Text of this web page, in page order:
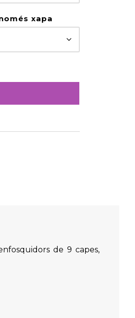
xapa
de 9 capes,